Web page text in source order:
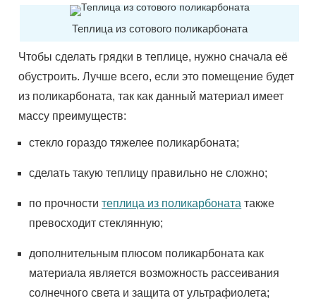
Теплица из сотового поликарбоната
Чтобы сделать грядки в теплице, нужно сначала её
обустроить. Лучше всего, если это помещение будет
из поликарбоната, так как данный материал имеет
массу преимуществ:
стекло гораздо тяжелее поликарбоната;
сделать такую теплицу правильно не сложно;
по прочноститеплица из поликарбоната также
превосходит стеклянную;
дополнительным плюсом поликарбоната как
материала является возможность рассеивания
солнечного света и защита от ультрафиолета;